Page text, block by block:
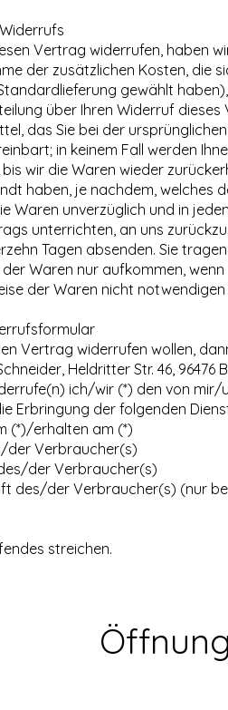
Vertrag widerrufen, haben
der zusätzlichen Kosten, die
gewählt
über Ihren Widerruf
das Sie bei der
in keinem Fall werden
wir die Waren wieder
haben, je nachdem, welches
Waren unverzüglich und in
unterrichten, an uns
Tagen absenden. Sie
Waren nur aufkommen,
der Waren nicht
Vertrag widerrufen wollen,
Heldritter Str. 46, 96476
ich/wir (*) den von
Erbringung der folgenden
(*)/erhalten am (*)
der Verbraucher(s)
der Verbraucher(s)
des/der Verbraucher(s) (nur
streichen.